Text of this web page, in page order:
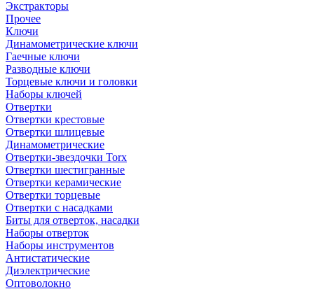
Экстракторы
Прочее
Ключи
Динамометрические ключи
Гаечные ключи
Разводные ключи
Торцевые ключи и головки
Наборы ключей
Отвертки
Отвертки крестовые
Отвертки шлицевые
Динамометрические
Отвертки-звездочки Torx
Отвертки шестигранные
Отвертки керамические
Отвертки торцевые
Отвертки с насадками
Биты для отверток, насадки
Наборы отверток
Наборы инструментов
Антистатические
Диэлектрические
Оптоволокно